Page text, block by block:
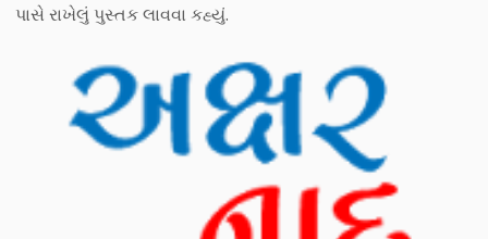
પાસે રાખેલું પુસ્તક લાવવા કહ્યું.